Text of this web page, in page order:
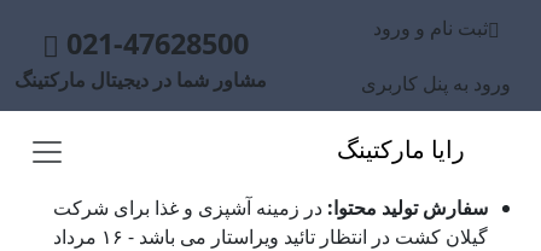
ثبت نام و ورود
ورود به پنل کاربری
021-47628500
مشاور شما در دیجیتال مارکتینگ
رایا مارکتینگ
سفارش تولید محتوا: در زمینه آشپزی و غذا برای شرکت
گیلان کشت در انتظار تائید ویراستار می باشد - ۱۶ مرداد